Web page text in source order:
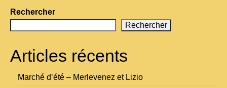
Rechercher
Rechercher
Articles récents
Marché d’été – Merlevenez et Lizio